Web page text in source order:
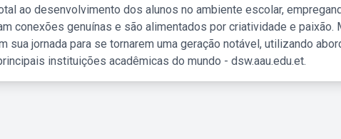
ao desenvolvimento dos alunos no ambiente escolar,
conexões genuínas e são alimentados por criatividade e paixão.
sua jornada para se tornarem uma geração notável, utilizando
instituições acadêmicas do mundo - dsw.aau.edu.et.